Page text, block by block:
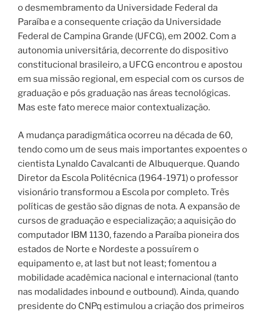
o desmembramento da Universidade Federal da
Paraíba e a consequente criação da Universidade
Federal de Campina Grande (UFCG), em 2002. Com a
autonomia universitária, decorrente do dispositivo
constitucional brasileiro, a UFCG encontrou e apostou
em sua missão regional, em especial com os cursos de
graduação e pós graduação nas áreas tecnológicas.
Mas este fato merece maior contextualização.
A mudança paradigmática ocorreu na década de 60,
tendo como um de seus mais importantes expoentes o
cientista Lynaldo Cavalcanti de Albuquerque. Quando
Diretor da Escola Politécnica (1964-1971) o professor
visionário transformou a Escola por completo. Três
políticas de gestão são dignas de nota. A expansão de
cursos de graduação e especialização; a aquisição do
computador IBM 1130, fazendo a Paraíba pioneira dos
estados de Norte e Nordeste a possuírem o
equipamento e, at last but not least; fomentou a
mobilidade acadêmica nacional e internacional (tanto
nas modalidades inbound e outbound). Ainda, quando
presidente do CNPq estimulou a criação dos primeiros